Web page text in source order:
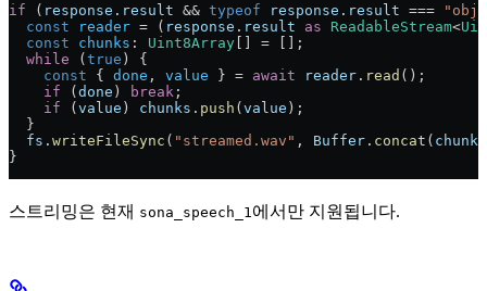
if ( response . result && typeof response . result ===
  const
reader = ( response . result as ReadableStream<
  const
chunks : Uint8Array [] = [];
  while
( true ) {
    const
{ done , value } = await reader . read ();
    if
( done ) break ;
    if
( value ) chunks . push ( value );
  }
  fs
. writeFileSync ( "streamed.wav" , Buffer . concat ( chunks
}
스트리밍은 현재 sona_speech_1에서만 지원됩니다.